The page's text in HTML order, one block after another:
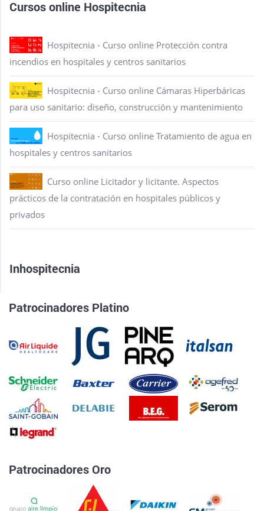
Cursos online Hospitecnia
Hospitecnia - Curso online Protección contra
incendios en hospitales y centros sanitarios
Hospitecnia - Curso online Cámaras Hiperbáricas
para uso sanitario: diseño, construcción y mantenimiento
Hospitecnia - Curso online Tratamiento de agua en
hospitales y centros sanitarios
Curso online Licitador y licitante. Aspectos
prácticos de la contratación en hospitales públicos y
privados
Inhospitecnia
Patrocinadores Platino
Patrocinadores Oro